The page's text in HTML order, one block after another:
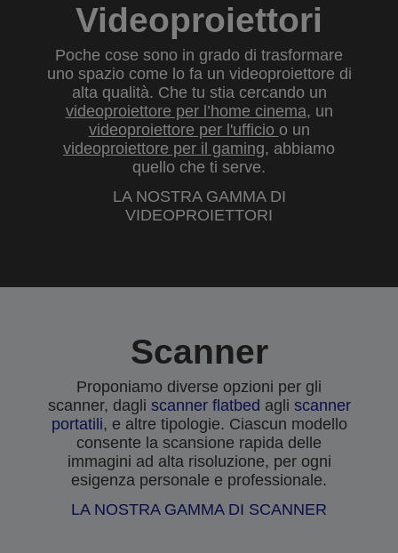
Videoproiettori
Poche cose sono in grado di trasformare
uno spazio come lo fa un videoproiettore di
alta qualità. Che tu stia cercando un
videoproiettore per l’home cinema, un
videoproiettore per l'ufficio o un
videoproiettore per il gaming, abbiamo
quello che ti serve.
LA NOSTRA GAMMA DI
VIDEOPROIETTORI
Scanner
Proponiamo diverse opzioni per gli
scanner, dagli scanner flatbed agli scanner
portatili, e altre tipologie. Ciascun modello
consente la scansione rapida delle
immagini ad alta risoluzione, per ogni
esigenza personale e professionale.
LA NOSTRA GAMMA DI SCANNER